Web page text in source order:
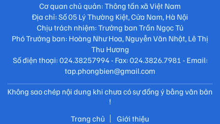
Cơ quan chủ quản: Thông tấn xã Việt Nam
Địa chỉ: Số 05 Lý Thường Kiệt, Cửa Nam, Hà Nội
Chịu trách nhiệm: Trưởng ban Trần Ngọc Tú
Phó Trưởng ban: Hoàng Như Hoa, Nguyễn Văn Nhật, Lê Thị
Thu Hương
Số điện thoại: 024.38257994 - Fax: 024.3826.7981 - Email:
tap.phongbien@gmail.com
Không sao chép nội dung khi chưa có sự đồng ý bằng văn bản
!
Trang chủ
Giới thiệu